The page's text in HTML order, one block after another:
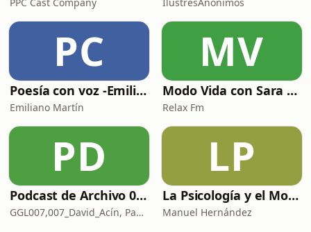
PC
Poesía con voz -Emiliano Martín- Podcasts
Emiliano Martín
MV
Modo Vida con Sara Manzaneque
Relax Fm
PD
Podcast de Archivo 007
GGL007,007_David_Acín, Pablo_Ortega, 58, AlbertoBond y Claalc
LP
La Psicología y el Modelo Parcuve®
Manuel Hernández